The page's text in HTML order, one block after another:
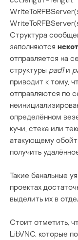
Структура
заполняются
отправляется на
структуры pad1и
приводит к тому,
отправляются по
определённом
кучи, стека или
атакующему
получить
Такие банальные
проектах
выделить их в
Стоит отметить,
LibVNC, которые